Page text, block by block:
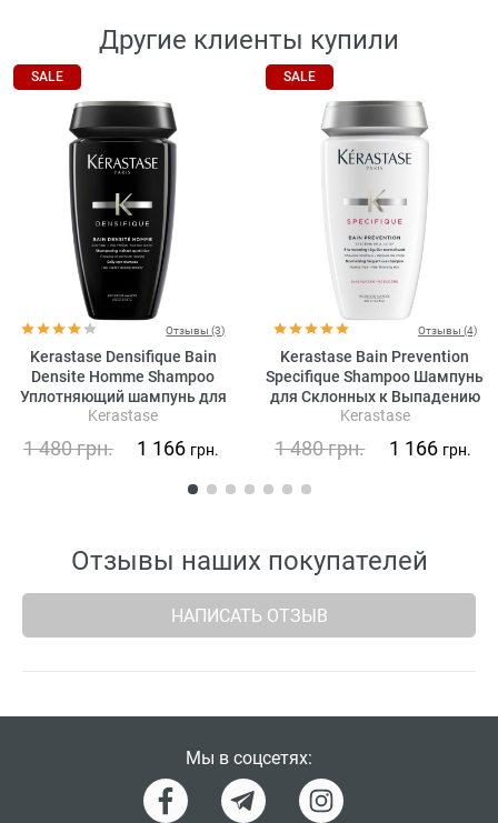
Другие клиенты купили
SALE
Отзывы (3)
Kerastase Densifique Bain
Densite Homme Shampoo
Уплотняющий шампунь для
увеличения густоты волос
Kerastase
1 480грн. 1 166 грн.
SALE
Отзывы (4)
Kerastase Bain Prevention
Specifique Shampoo Шампунь
для Склонных к Выпадению
Волос
Kerastase
1 480грн. 1 166 грн.
Отзывы наших покупателей
НАПИСАТЬ ОТЗЫВ
Мы в соцсетях: